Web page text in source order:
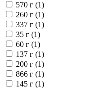
570 г (1)
260 г (1)
337 г (1)
35 г (1)
60 г (1)
137 г (1)
200 г (1)
866 г (1)
145 г (1)